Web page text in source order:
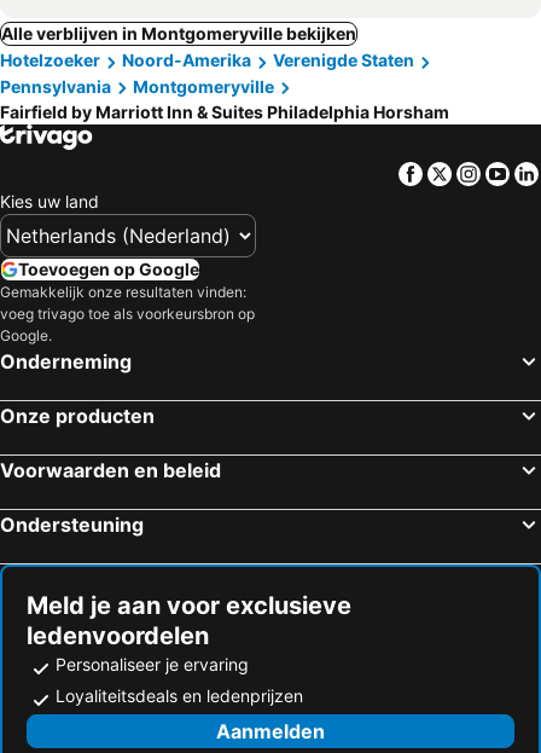
Alle verblijven in Montgomeryville bekijken
Hotelzoeker
Noord-Amerika
Verenigde Staten
Pennsylvania
Montgomeryville
Fairfield by Marriott Inn & Suites Philadelphia Horsham
Facebook
Twitter
Kies uw land
Toevoegen op Google
Gemakkelijk onze resultaten vinden:
voeg trivago toe als voorkeursbron op
Google.
Onderneming
Onze producten
Voorwaarden en beleid
Ondersteuning
Meld je aan voor exclusieve
ledenvoordelen
Personaliseer je ervaring
Loyaliteitsdeals en ledenprijzen
Aanmelden